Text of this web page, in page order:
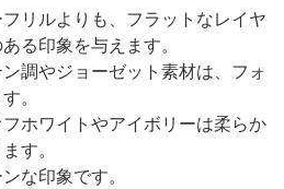
フリルよりも、フラットなレイヤ
る印象を与えます。
調やジョーゼット素材は、フォ
。
フホワイトやアイボリーは柔らか
す。
な印象です。